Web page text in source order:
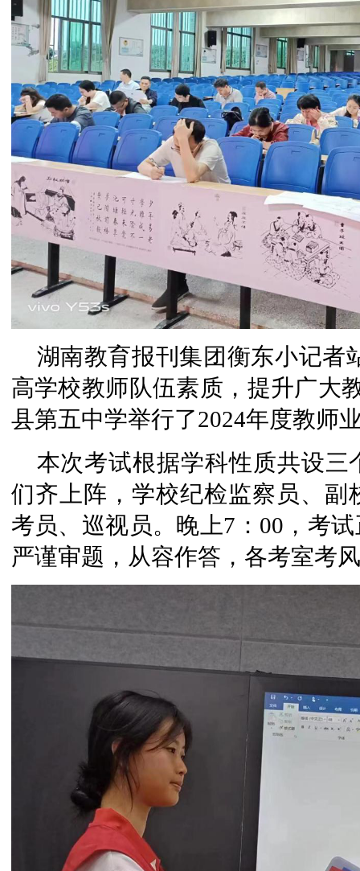
湖南教育报刊集团衡东小记者
高学校教师队伍素质，提升广大
县第五中学举行了2024年度教师
本次考试根据学科性质共设
们齐上阵，学校纪检监察员、
考员、巡视员。晚上7：00，考
严谨审题，从容作答，各考室考